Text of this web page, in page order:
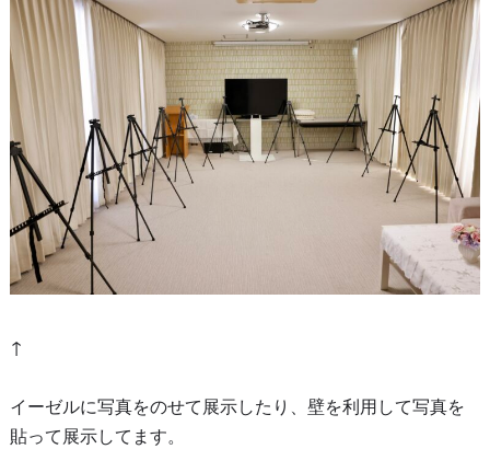
↑
イーゼルに写真をのせて展示したり、壁を利用して写真を
貼って展示してます。